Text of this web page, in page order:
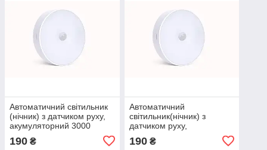
Автоматичний світильник
(нічник) з датчиком руху,
акумуляторний 3000
190 ₴
Автоматичний
світильник(нічник) з
датчиком руху,
мА·год, тепле світло
190₴